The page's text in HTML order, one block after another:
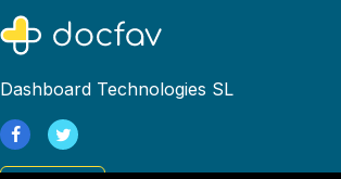
Dashboard Technologies SL